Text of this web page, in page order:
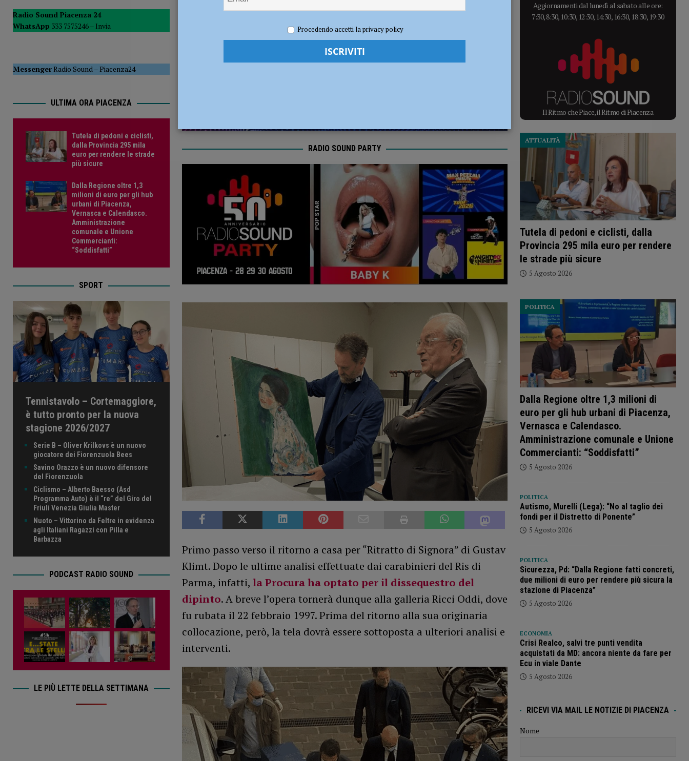
POLITICA
[ 5 Agosto 2026 ] Caldo estremo e asili nido, Tagliaferri (FdI): “Verificare subito la situazione nella provincia di Piacenza”
Redazione FG Cronaca Piacenza
RADIO SOUND PARTY
Primo passo verso il ritorno a casa per “Ritratto di Signora” di Gustav
Klimt. Dopo le ultime analisi effettuate dai carabinieri del Ris di
Parma, infatti, la Procura ha optato per il dissequestro del
dipinto. A breve l’opera tornerà dunque alla galleria Ricci Oddi, dove
fu rubata il 22 febbraio 1997. Prima del ritorno alla sua originaria
collocazione, però, la tela dovrà essere sottoposta a ulteriori analisi e
interventi.
Radio Sound Piacenza 24
WhatsApp 333 7575246 – Invia
MessengerRadio Sound–Piacenza24
ULTIMA ORA PIACENZA
Tutela di pedoni e ciclisti,
dalla Provincia 295 mila
euro per rendere le strade
più sicure
Dalla Regione oltre 1,3
milioni di euro per gli hub
urbani di Piacenza,
Vernasca e Calendasco.
Amministrazione
comunale e Unione
Commercianti:
“Soddisfatti”
SPORT
Tennistavolo – Cortemaggiore,
è tutto pronto per la nuova
stagione 2026/2027
Serie B – Oliver Krilkovs è un nuovo
giocatore dei Fiorenzuola Bees
Savino Orazzo è un nuovo difensore
del Fiorenzuola
Ciclismo – Alberto Baesso (Asd
Programma Auto) è il “re” del Giro del
Friuli Venezia Giulia Master
Nuoto – Vittorino da Feltre in evidenza
agli Italiani Ragazzi con Pilla e
Barbazza
PODCAST RADIO SOUND
LE PIÙ LETTE DELLA SETTIMANA
Aggiornamenti dal lunedì al sabato alle ore:
7:30, 8:30, 10:30, 12:30, 14:30, 16:30, 18:30, 19:30
Il Ritmo che Piace, il Ritmo di Piacenza
Tutela di pedoni e ciclisti, dalla
Provincia 295 mila euro per rendere
le strade più sicure
ATTUALITÀ
5 Agosto 2026
Dalla Regione oltre 1,3 milioni di
euro per gli hub urbani di Piacenza,
Vernasca e Calendasco.
Amministrazione comunale e Unione
Commercianti: “Soddisfatti”
POLITICA
5 Agosto 2026
POLITICA
Autismo, Murelli (Lega): “No al taglio dei
fondi per il Distretto di Ponente”
5 Agosto 2026
POLITICA
Sicurezza, Pd: “Dalla Regione fatti concreti,
due milioni di euro per rendere più sicura la
stazione di Piacenza”
5 Agosto 2026
ECONOMIA
Crisi Realco, salvi tre punti vendita
acquistati da MD: ancora niente da fare per
Ecu in viale Dante
5 Agosto 2026
RICEVI VIA MAIL LE NOTIZIE DI PIACENZA
Nome
Procedendo accetti la privacy policy